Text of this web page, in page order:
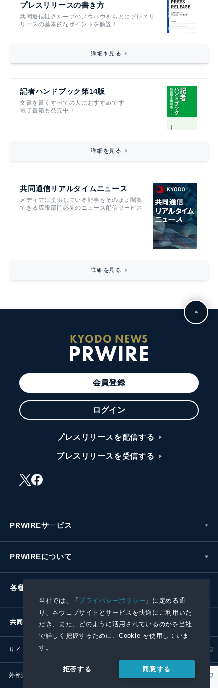
当社では、「プライバシーポリシー 」に定める通
り、本ウェブサイトとサービスを快適にご利用いた
だき、また、どのように活用されているのかを当社
で詳しく把握するために、Cookie を使用していま
す。
拒否する 同意する
プレスリリースの書き方
共同通信社グループのノウハウをもとにプレスリ
リースの基本的なポイントを解説！
詳細を見る
記者ハンドブック第14版
文書を書くすべての人におすすめです！
電子書籍も発売中！
詳細を見る
共同通信リアルタイムニュース
メディアに提供している記事をそのまま閲覧
できる広報部門必見のニュース配信サービス
詳細を見る
KYODO NEWS
PRWIRE
会員登録
ログイン
プレスリリースを配信する
プレスリリースを受信する
PRWIREサービス
PRWIREについて
各種お問い合わせ
共同通信社グループ
サイトポリシー
外部送信ポリシー プレスリリース取扱基準